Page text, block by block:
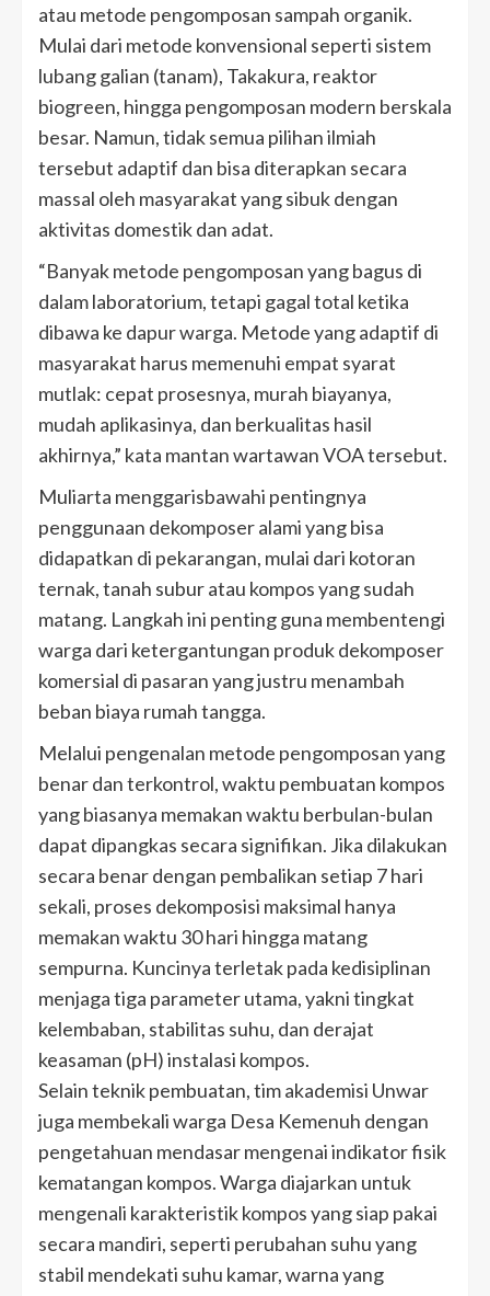
atau metode pengomposan sampah organik.
Mulai dari metode konvensional seperti sistem
lubang galian (tanam), Takakura, reaktor
biogreen, hingga pengomposan modern berskala
besar. Namun, tidak semua pilihan ilmiah
tersebut adaptif dan bisa diterapkan secara
massal oleh masyarakat yang sibuk dengan
aktivitas domestik dan adat.
“Banyak metode pengomposan yang bagus di
dalam laboratorium, tetapi gagal total ketika
dibawa ke dapur warga. Metode yang adaptif di
masyarakat harus memenuhi empat syarat
mutlak: cepat prosesnya, murah biayanya,
mudah aplikasinya, dan berkualitas hasil
akhirnya,” kata mantan wartawan VOA tersebut.
Muliarta menggarisbawahi pentingnya
penggunaan dekomposer alami yang bisa
didapatkan di pekarangan, mulai dari kotoran
ternak, tanah subur atau kompos yang sudah
matang. Langkah ini penting guna membentengi
warga dari ketergantungan produk dekomposer
komersial di pasaran yang justru menambah
beban biaya rumah tangga.
Melalui pengenalan metode pengomposan yang
benar dan terkontrol, waktu pembuatan kompos
yang biasanya memakan waktu berbulan-bulan
dapat dipangkas secara signifikan. Jika dilakukan
secara benar dengan pembalikan setiap 7 hari
sekali, proses dekomposisi maksimal hanya
memakan waktu 30 hari hingga matang
sempurna. Kuncinya terletak pada kedisiplinan
menjaga tiga parameter utama, yakni tingkat
kelembaban, stabilitas suhu, dan derajat
keasaman (pH) instalasi kompos.
Selain teknik pembuatan, tim akademisi Unwar
juga membekali warga Desa Kemenuh dengan
pengetahuan mendasar mengenai indikator fisik
kematangan kompos. Warga diajarkan untuk
mengenali karakteristik kompos yang siap pakai
secara mandiri, seperti perubahan suhu yang
stabil mendekati suhu kamar, warna yang